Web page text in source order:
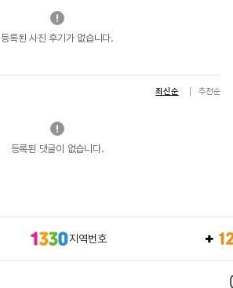
등록된 사진 후기가 없습니다.
최신순 추천순
등록된 댓글이 없습니다.
지역번호